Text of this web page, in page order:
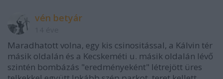
vén betyár
Maradhatott volna, egy kis csinositással, a Kálvin tér
másik oldalán és a Kecskeméti u. másik oldalán lévő
szintén bombázás "eredményeként" létrejött üres